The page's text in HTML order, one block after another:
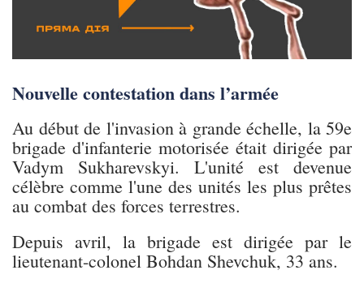
Nouvelle contestation dans l’armée
Au début de l'invasion à grande échelle, la 59e
brigade d'infanterie motorisée était dirigée par
Vadym Sukharevskyi. L'unité est devenue
célèbre comme l'une des unités les plus prêtes
au combat des forces terrestres.
Depuis avril, la brigade est dirigée par le
lieutenant-colonel Bohdan Shevchuk, 33 ans.